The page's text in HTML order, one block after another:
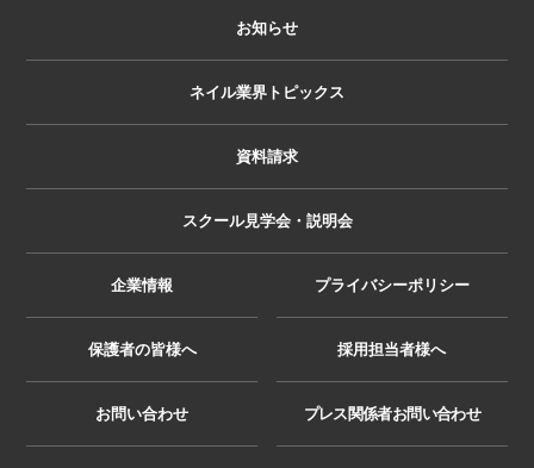
お知らせ
ネイル業界トピックス
資料請求
スクール見学会・説明会
企業情報 プライバシーポリシー
保護者の皆様へ 採用担当者様へ
お問い合わせ プレス関係者お問い合わせ